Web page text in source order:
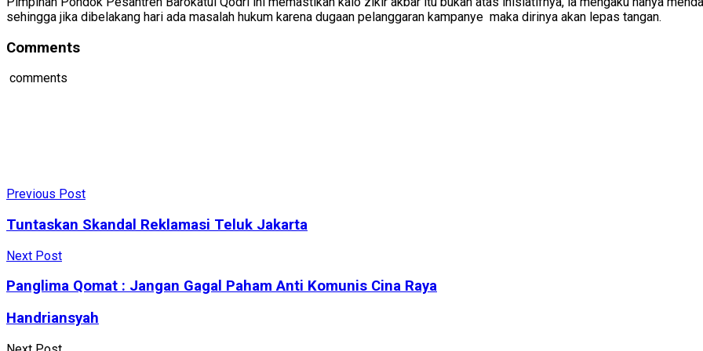
sehingga jika dibelakang hari ada masalah hukum karena dugaan pelanggaran kampanye maka dirinya akan lepas tangan.
Comments
comments
Previous Post
Tuntaskan Skandal Reklamasi Teluk Jakarta
Next Post
Panglima Qomat : Jangan Gagal Paham Anti Komunis Cina Raya
Handriansyah